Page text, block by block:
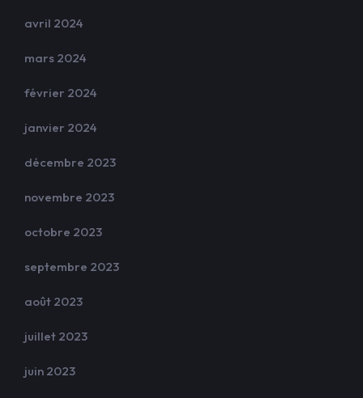
avril 2024
mars 2024
février 2024
janvier 2024
décembre 2023
novembre 2023
octobre 2023
septembre 2023
août 2023
juillet 2023
juin 2023